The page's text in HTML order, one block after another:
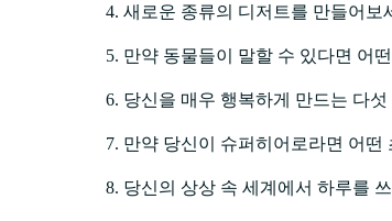
새로운 종류의 디저트를 만들어보
만약 동물들이 말할 수 있다면 어
당신을 매우 행복하게 만드는 다
만약 당신이 슈퍼히어로라면 어떤
당신의 상상 속 세계에서 하루를